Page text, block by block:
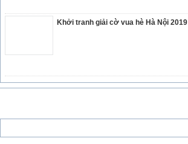
Khởi tranh giải cờ vua hè Hà Nội 2019